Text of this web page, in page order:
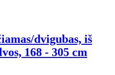
dvigubas, iš
168 - 305 cm